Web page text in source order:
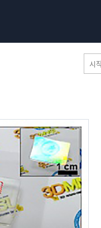
홈페이지 통합검색